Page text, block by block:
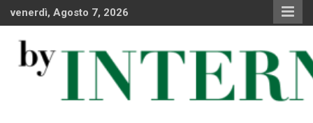
venerdì, Agosto 7, 2026